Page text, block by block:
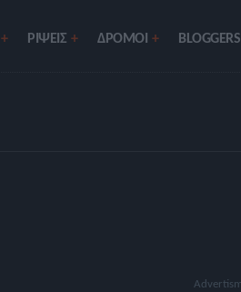
ΡIΨΕΙΣ ΔΡΟΜΟΙ BLOGGERS